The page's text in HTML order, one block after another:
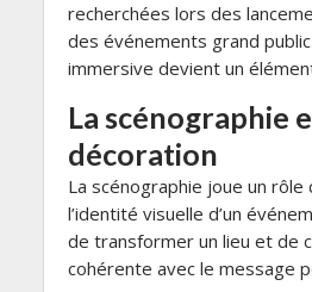
recherchées lors des
des événements grand public
immersive devient un
La scénographie
décoration
La scénographie joue un rôle
l’identité visuelle d’un
de transformer un lieu et de
cohérente avec le message